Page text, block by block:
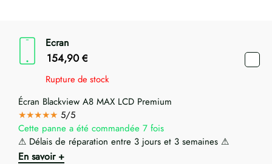
Ecran
154,90 €
Rupture de stock
Écran Blackview A8 MAX LCD Premium
★★★★★ 5/5
Cette panne a été commandée 7 fois
⚠ Délais de réparation entre 3 jours et 3 semaines ⚠
En savoir +